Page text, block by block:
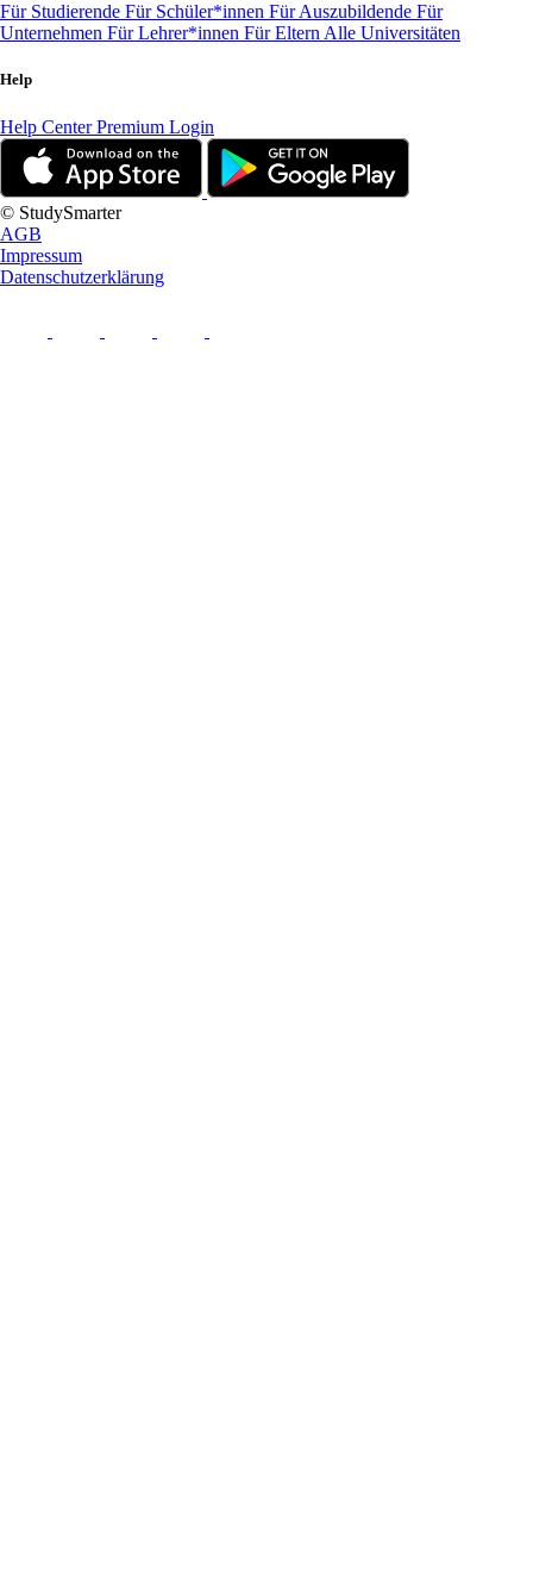
Für Studierende Für Schüler*innen Für Auszubildende Für
Unternehmen Für Lehrer*innen Für Eltern Alle Universitäten
Help
Help CenterPremium Login
© StudySmarter
AGB
Impressum
Datenschutzerklärung